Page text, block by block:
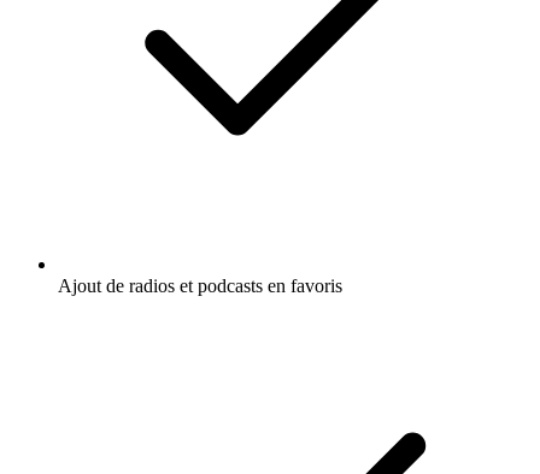
Ajout de radios et podcasts en favoris